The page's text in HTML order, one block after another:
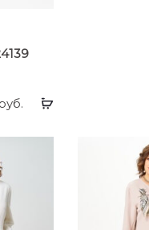
Выбрать